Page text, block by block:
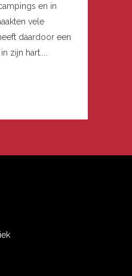
en in
vele
daardoor een
zijn hart....